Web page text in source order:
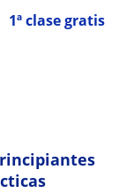
1ª clase gratis